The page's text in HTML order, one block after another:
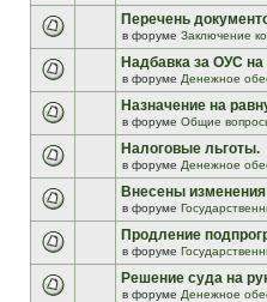
Перечень
в форуме Заключение
Надбавка за ОУС
в форуме Денежное
Назначение на
в форуме Общие
Налоговые льготы.
в форуме Денежное
Внесены
в форуме
Продление
в форуме
Решение суда на
в форуме Денежное